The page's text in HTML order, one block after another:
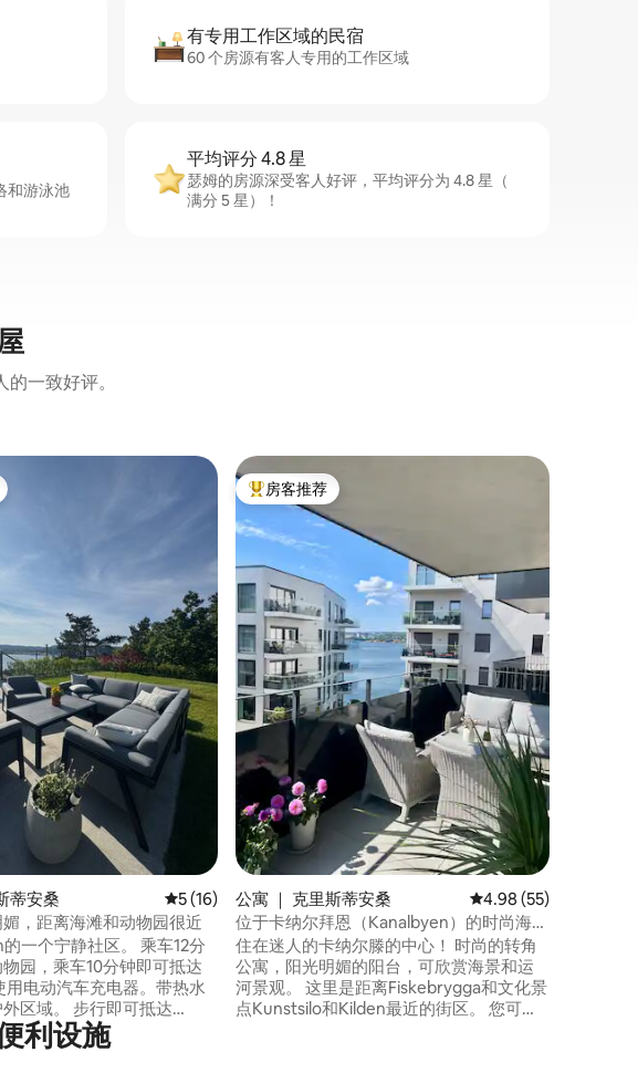
有专用工作区域的民宿
60 个房源有客人专用的工作区域
和游泳池
平均评分 4.8 星
瑟姆的房源深受客人好评，平均评分为 4.8 星（
满分 5 星）！
一致好评。
），共 10 条评价
」
蒂安桑 平均评分 5 分（满分 5 分），共 16 条评价
5 (16)
，距离海滩和动物园很近
宁静社区。 乘车12分
园，乘车10分钟即可抵达
行即可抵达
滩。 下雨？没关系！ 3台苹
PS4、珠子、大量玩具和游
热门「房客推荐」
房客推荐
公寓 ｜ 克里斯蒂安桑 平均评分 4.98 分（满
4.98 (55)
位于卡纳尔拜恩（Kanalbyen）的时尚海景
角落公寓！
住在迷人的卡纳尔滕的中心！ 时尚的转角
公寓，阳光明媚的阳台，可欣赏海景和运
河景观。 这里是距离Fiskebrygga和文化景
点Kunstsilo和Kilden最近的街区。 您可以
利设施